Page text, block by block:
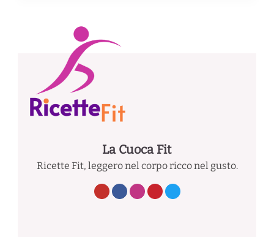
La Cuoca Fit
Ricette Fit, leggero nel corpo ricco nel gusto.